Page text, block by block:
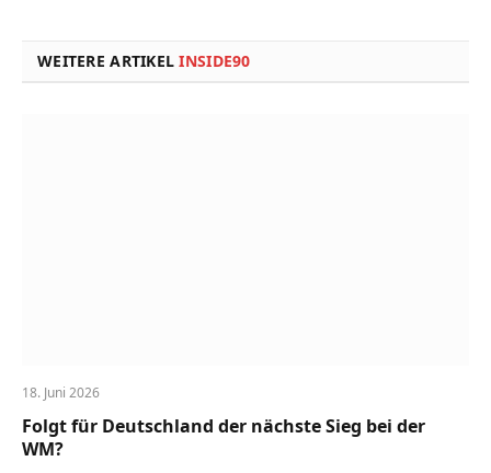
WEITERE ARTIKELINSIDE90
18. Juni 2026
Folgt für Deutschland der nächste Sieg bei der
WM?